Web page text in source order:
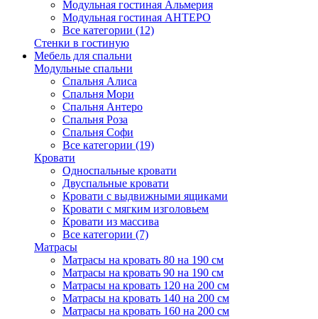
Модульная гостиная Альмерия
Модульная гостиная АНТЕРО
Все категории (12)
Стенки в гостиную
Мебель для спальни
Модульные спальни
Спальня Алиса
Спальня Мори
Спальня Антеро
Спальня Роза
Спальня Софи
Все категории (19)
Кровати
Односпальные кровати
Двуспальные кровати
Кровати с выдвижными ящиками
Кровати с мягким изголовьем
Кровати из массива
Все категории (7)
Матрасы
Матрасы на кровать 80 на 190 см
Матрасы на кровать 90 на 190 см
Матрасы на кровать 120 на 200 см
Матрасы на кровать 140 на 200 см
Матрасы на кровать 160 на 200 см